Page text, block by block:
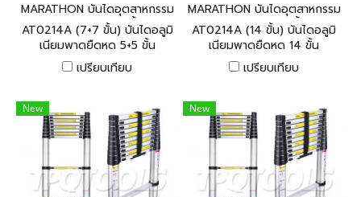
MARATHON บันไดอุตสาหกรรม
AT0214A (7+7 ขั้น)
AT0214A (7+7 ขั้น) บันไดอลูมิ
เนียมพาดยืดหด 5+5 ขั้น
MARATHON Aluminium
Telescopic Ladder
เปรียบเทียบ
MARATHON บันไดอุตสาหกรรม
AT0214A (14 ขั้น)
AT0214A (14 ขั้น) บันไดอลูมิ
เนียมพาดยืดหด 14 ขั้น
MARATHON Aluminium
Telescopic Ladder
เปรียบเทียบ
New New